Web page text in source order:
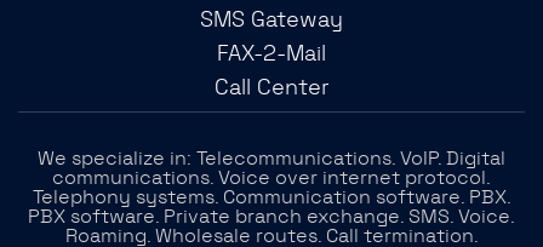
SMS Gateway
FAX-2-Mail
Call Center
We specialize in: Telecommunications. VoIP. Digital
communications. Voice over internet protocol.
Telephony systems. Communication software. PBX.
PBX software. Private branch exchange. SMS. Voice.
Roaming. Wholesale routes. Call termination.